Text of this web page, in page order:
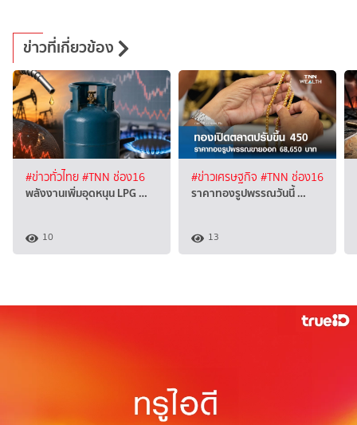
ข่าวที่เกี่ยวข้อง
#ข่าวทั่วไทย#TNN ช่อง16
พลังงานเพิ่มอุดหนุน LPG …
10
#ข่าวเศรษฐกิจ #TNN ช่อง16
ราคาทองรูปพรรณวันนี้ …
13